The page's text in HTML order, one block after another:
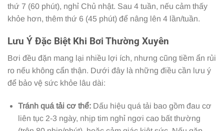
thứ 7 (60 phút), nghỉ Chủ nhật. Sau 4 tuần, nếu cảm thấy
khỏe hơn, thêm thứ 6 (45 phút) để nâng lên 4 lần/tuần.
Lưu Ý Đặc Biệt Khi Bơi Thường Xuyên
Bơi đều đặn mang lại nhiều lợi ích, nhưng cũng tiềm ẩn rủi
ro nếu không cẩn thận. Dưới đây là những điều cần lưu ý
để bảo vệ sức khỏe lâu dài:
Tránh quá tải cơ thể:Dấu hiệu quá tải bao gồm đau cơ
liên tục 2-3 ngày, nhịp tim nghỉ ngơi cao bất thường